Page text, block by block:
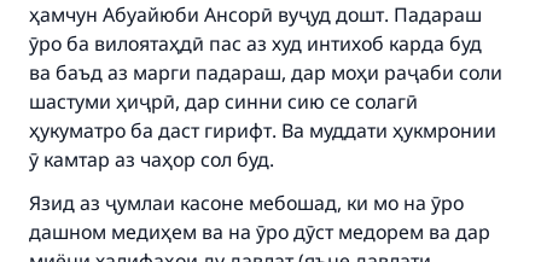
ҳамчун Абуайюби Ансорӣ вуҷуд дошт. Падараш
ӯро ба вилоятаҳдӣ пас аз худ интихоб карда буд
ва баъд аз марги падараш, дар моҳи раҷаби соли
шастуми ҳиҷрӣ, дар синни сию се солагӣ
ҳукуматро ба даст гирифт. Ва муддати ҳукмронии
ӯ камтар аз чаҳор сол буд.
Язид аз ҷумлаи касоне мебошад, ки мо на ӯро
дашном медиҳем ва на ӯро дӯст медорем ва дар